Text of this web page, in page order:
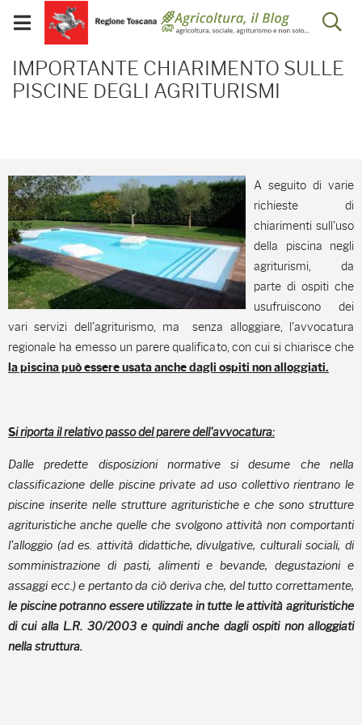
Skip to Main Content
Visualizza/chiudi
menu
mobile
IMPORTANTE
IMPORTANTE CHIARIMENTO SULLE
PISCINE DEGLI AGRITURISMI
A seguito di varie
richieste di
chiarimenti sull'uso
della piscina negli
agriturismi, da
parte di ospiti che
usufruiscono dei
vari servizi dell'agriturismo, ma senza alloggiare, l'avvocatura
regionale ha emesso un parere qualificato, con cui si chiarisce che
la piscina può essere usata anche dagli ospiti non alloggiati.
Si riporta il relativo passo del parere dell'avvocatura:
Dalle predette disposizioni normative si desume che nella
classificazione delle piscineprivate ad uso collettivo rientrano le
piscine inserite nelle strutture agrituristiche e chesono strutture
agrituristiche anche quelle che svolgono attività non comportanti
l'alloggio (ad es. attività didattiche, divulgative, culturali sociali, di
somministrazione di pasti, alimenti e bevande, degustazioni e
assaggi ecc.) e pertanto da ciò deriva che, del tutto correttamente,
le piscine potranno essere utilizzate in tutte le attività agrituristiche
di cui alla L.R. 30/2003 e quindi anche dagli ospiti non alloggiati
nellastruttura.